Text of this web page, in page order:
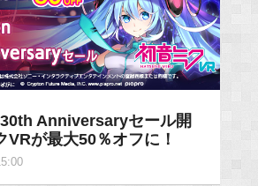
Anniversaryセール開
VRが最大50％オフに！